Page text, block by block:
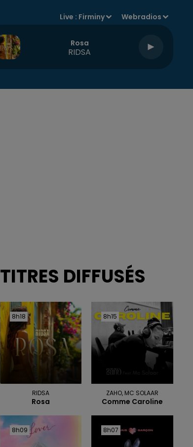
Live : Firminy Webradios
Rosa
RIDSA
TITRES DIFFUSÉS
8h18
8h18
RIDSA
Rosa
8h15
8h15
ZAHO, MC SOLAAR
Comme Caroline
8h09
8h09 8h07
8h07